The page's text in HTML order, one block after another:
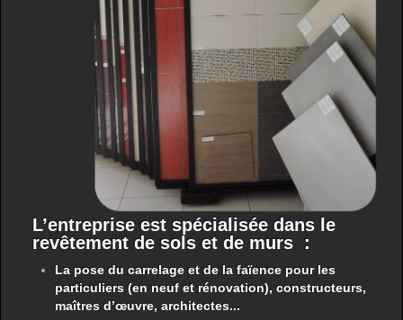
L’entreprise est spécialisée dans le
revêtement de sols et de murs :
La pose du carrelage et de la faïence pour les
particuliers (en neuf et rénovation), constructeurs,
maîtres d’œuvre, architectes...